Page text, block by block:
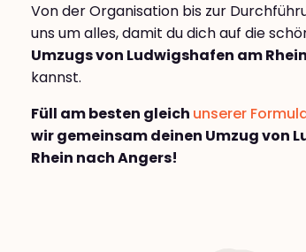
Von der Organisation bis zur
uns um alles, damit du dich auf die
Umzugs von Ludwigshafen am
kannst.
Füll am besten gleich unserer
wir gemeinsam deinen Umzug von
Rhein nach Angers!